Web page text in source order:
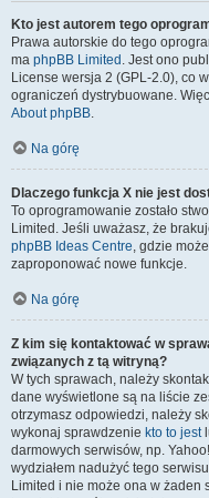
Kto jest autorem tego
Prawa autorskie do tego
ma phpBB Limited . Jest ono
License wersja 2 (GPL-2.0), co
ograniczeń dystrybuowane.
About phpBB.
Na górę
Dlaczego funkcja X nie jest
To oprogramowanie zostało
Limited. Jeśli uważasz, że
phpBB Ideas Centre, gdzie
zaproponować nowe funkcje.
Na górę
Z kim się kontaktować w
związanych z tą witryną?
W tych sprawach, należy
dane wyświetlone są na liście
otrzymasz odpowiedzi, należy
wykonaj sprawdzenie kto to jest
darmowych serwisów, np.
wydziałem nadużyć tego
Limited i nie może ona w